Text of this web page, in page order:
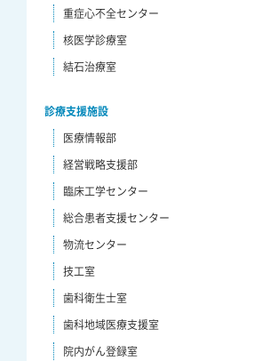
重症心不全センター
核医学診療室
結石治療室
診療支援施設
医療情報部
経営戦略支援部
臨床工学センター
総合患者支援センター
物流センター
技工室
歯科衛生士室
歯科地域医療支援室
院内がん登録室